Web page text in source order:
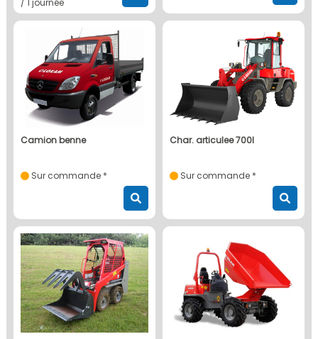
camion benne
Sur commande *
char. articulee 700l
Sur commande *